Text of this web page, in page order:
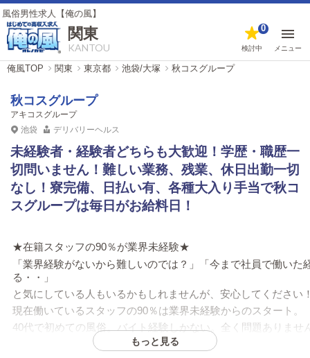
の風】
関東
KANTOU 検討中
0
メニュー
俺風TOP 関東 東京都 池袋/大塚 秋コスグループ
秋コスグループ
アキコスグループ
池袋
デリバリーヘルス
未経験者・経験者どちらも大歓迎！学歴・職歴一
切問いません！難しい業務、残業、休日出勤一切
なし！寮完備、日払い有、各種大入り手当で秋コ
スグループは毎日がお給料日！
★在籍スタッフの90％が業界未経験★
「業界経験がないから難しいのでは？」「今まで社員で働い
る・・」
と気にしている人もいるかもしれませんが、安心してください
現在働いているスタッフの90％は業界未経験からのスタート。
40代で初めての風俗。バイト経験しかない。全く問題ありませ
誰にでも昇給、昇進、昇格の道は開かれていますので、
もっと見る